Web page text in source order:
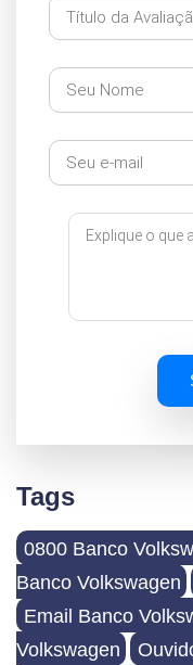
Tags
0800 Banco
Banco Volkswagen
Email Banco
Volkswagen